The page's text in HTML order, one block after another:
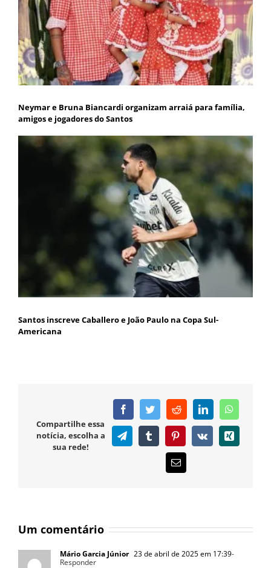
Neymar e Bruna Biancardi organizam arraiá para família,
amigos e jogadores do Santos
Santos inscreve Caballero e João Paulo na Copa Sul-
Americana
Compartilhe essa
notícia, escolha a
sua rede!
FacebookTwitterRedditLinkedIn
TelegramTumblr PinterestVk Xing
E-
mail
Um comentário
Mário Garcia Júnior 23 de abril de 2025 em 17:39-
Responder